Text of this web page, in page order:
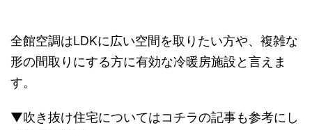
全館空調はLDKに広い空間を取りたい方や、複雑な
形の間取りにする方に有効な冷暖房施設と言えま
す。
▼吹き抜け住宅についてはコチラの記事も参考にし